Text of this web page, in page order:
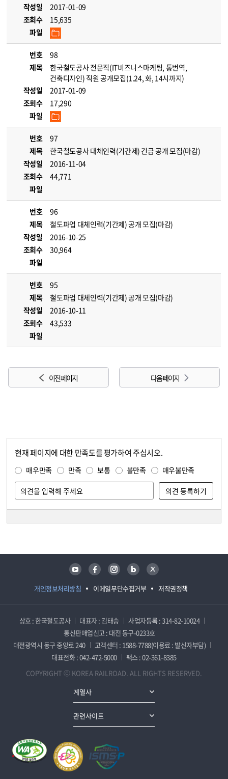
작성일
2017-01-09
조회수
15,635
파일
번호
98
제목
한국철도공사 전문직(IT비즈니스마케팅, 통번역,
건축디자인) 직원 공개모집(1.24, 화, 14시까지)
작성일
2017-01-09
조회수
17,290
파일
번호
97
제목
한국철도공사 대체인력(기간제) 긴급 공개 모집(마감)
작성일
2016-11-04
조회수
44,771
파일
번호
96
제목
철도파업 대체인력(기간제) 공개 모집(마감)
작성일
2016-10-25
조회수
30,964
파일
번호
95
제목
철도파업 대체인력(기간제) 공개 모집(마감)
작성일
2016-10-11
조회수
43,533
파일
이전 페이지 다음 페이지
현재 페이지에 대한 만족도를 평가하여 주십시오.
매우만족 만족 보통 불만족 매우불만족
개인정보처리방침 이메일무단수집거부 저작권정책
유튜브 페이스북 인스타그램 블로그 트위터
상호 : 한국철도공사 대표자 : 김태승
사업자등록 : 314-82-10024
통신판매업신고 : 대전 동구-0233호
대전광역시 동구 중앙로 240
고객센터 : 1588-7788(이용료 : 발신자부담)
대표전화 : 042-472-5000
팩스 : 02-361-8385
COPYRIGHT ⓒ KOREA RAILROAD. ALL RIGHTS RESERVED.
계열사
관련사이트